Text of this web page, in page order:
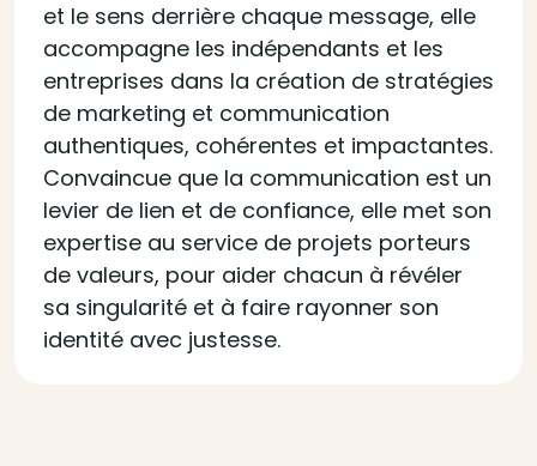
et le sens derrière chaque message, elle
accompagne les indépendants et les
entreprises dans la création de stratégies
de marketing et communication
authentiques, cohérentes et impactantes.
Convaincue que la communication est un
levier de lien et de confiance, elle met son
expertise au service de projets porteurs
de valeurs, pour aider chacun à révéler
sa singularité et à faire rayonner son
identité avec justesse.